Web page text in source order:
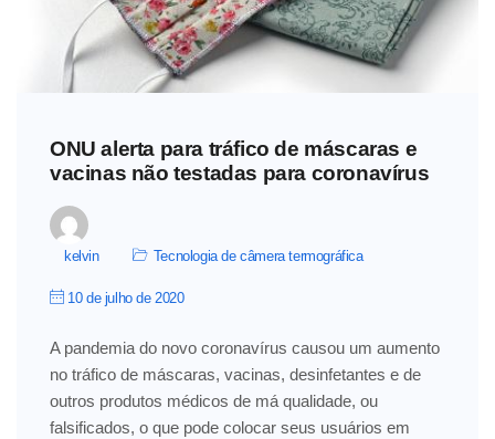
ONU alerta para tráfico de máscaras e
vacinas não testadas para coronavírus
kelvin Tecnologia de câmera termográfica
10 de julho de 2020
A pandemia do novo coronavírus causou um aumento
no tráfico de máscaras, vacinas, desinfetantes e de
outros produtos médicos de má qualidade, ou
falsificados, o que pode colocar seus usuários em